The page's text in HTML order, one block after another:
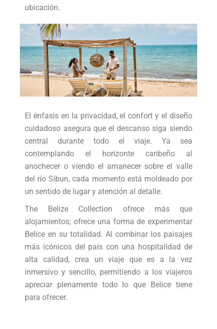
ubicación.
El énfasis en la privacidad, el confort y el diseño
cuidadoso asegura que el descanso siga siendo
central durante todo el viaje. Ya sea
contemplando el horizonte caribeño al
anochecer o viendo el amanecer sobre el valle
del río Sibun, cada momento está moldeado por
un sentido de lugar y atención al detalle.
The Belize Collection ofrece más que
alojamientos; ofrece una forma de experimentar
Belice en su totalidad. Al combinar los paisajes
más icónicos del país con una hospitalidad de
alta calidad, crea un viaje que es a la vez
inmersivo y sencillo, permitiendo a los viajeros
apreciar plenamente todo lo que Belice tiene
para ofrecer.